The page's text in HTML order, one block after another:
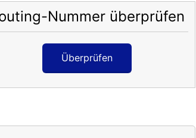
Nummer überprüfen
Überprüfen